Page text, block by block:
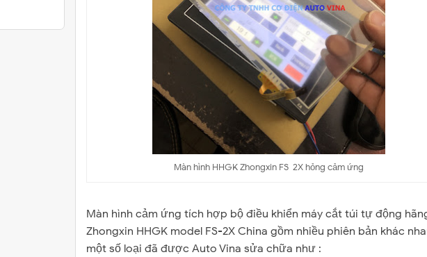
Màn hình HHGK Zhongxin FS-2X hỏng cảm ứng
Màn hình cảm ứng tích hợp bộ điều khiển máy cắt túi tự động
Zhongxin HHGK model FS-2X China gồm nhiều phiên bản khác
một số loại đã được Auto Vina sửa chữa như :